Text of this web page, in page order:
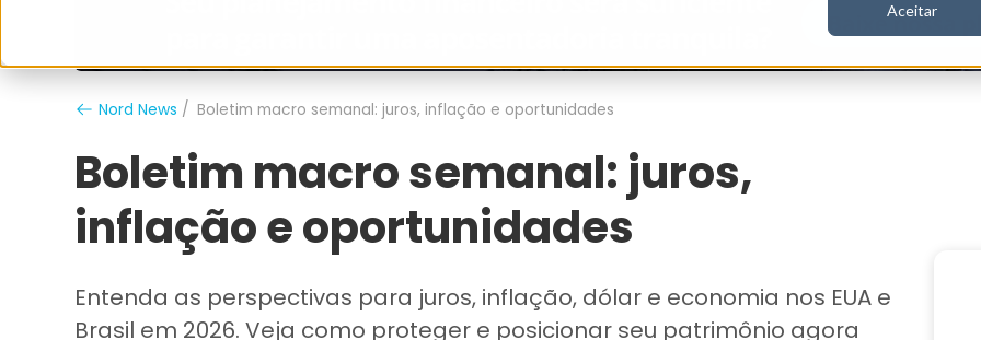
Aceitar
Nord News Boletim macro semanal: juros, inflação e oportunidades
Boletim macro semanal: juros,
inflação e oportunidades
Entenda as perspectivas para juros, inflação, dólar e economia nos EUA e
Brasil em 2026. Veja como proteger e posicionar seu patrimônio agora